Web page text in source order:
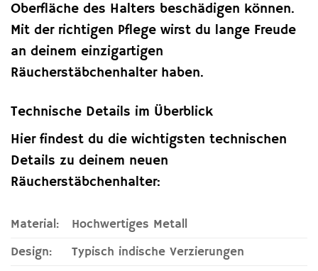
Oberfläche des Halters beschädigen können.
Mit der richtigen Pflege wirst du lange Freude
an deinem einzigartigen
Räucherstäbchenhalter haben.
Technische Details im Überblick
Hier findest du die wichtigsten technischen
Details zu deinem neuen
Räucherstäbchenhalter:
Material:
Hochwertiges Metall
Design:
Typisch indische Verzierungen